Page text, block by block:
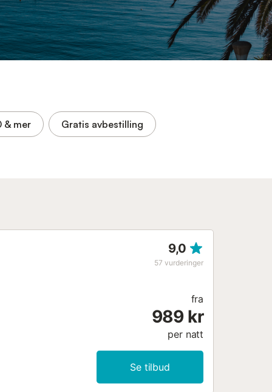
& mer Gratis avbestilling
9,0
57 vurderinger
fra
989 kr
per natt
Se tilbud